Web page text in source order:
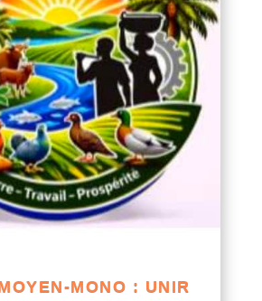
MONO : UNIR